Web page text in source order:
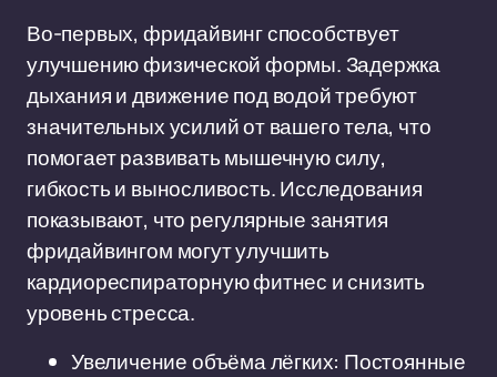
Во-первых, фридайвинг способствует
улучшению физической формы. Задержка
дыхания и движение под водой требуют
значительных усилий от вашего тела, что
помогает развивать мышечную силу,
гибкость и выносливость. Исследования
показывают, что регулярные занятия
фридайвингом могут улучшить
кардиореспираторную фитнес и снизить
уровень стресса.
Увеличение объёма лёгких: Постоянные